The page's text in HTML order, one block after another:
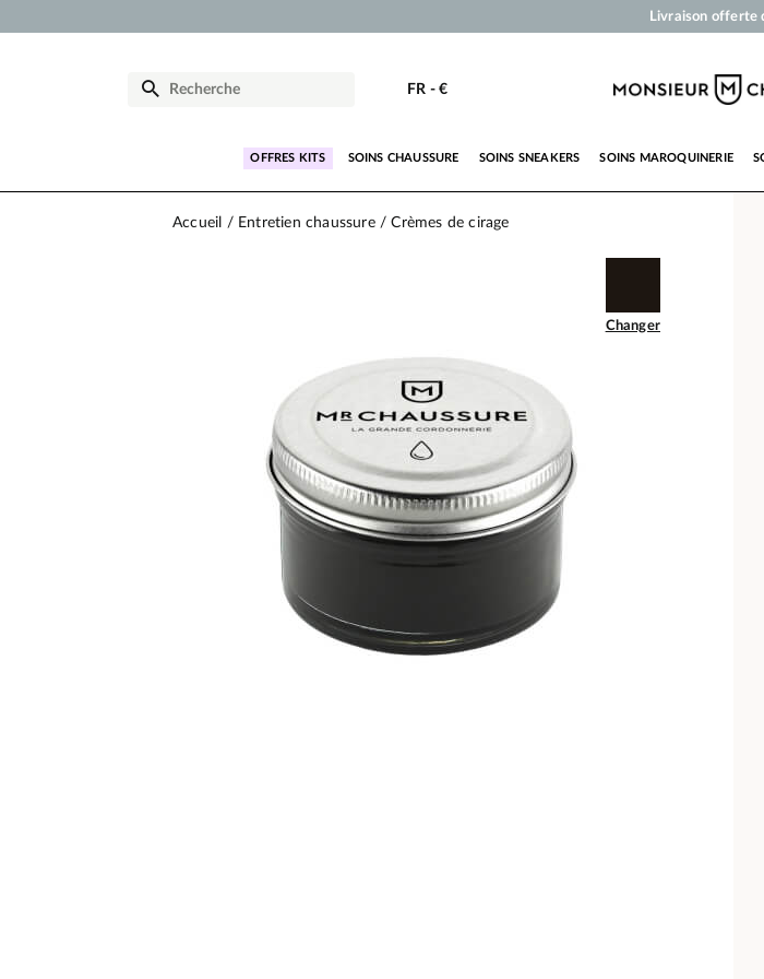
Cirages et produits d'entretien pour
Paiement en 3x 4x par
FR - €
OFFRES KITS SOINS CHAUSSURE SOINS SNEAKERS SOINS MAROQUINERIE
Accueil Entretien chaussure Crèmes de cirage
Changer